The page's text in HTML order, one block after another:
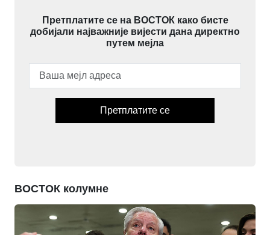
Претплатите се на ВОСТОК како бисте
добијали најважније вијести дана директно
путем мејла
Претплатите се
ВОСТОК колумне